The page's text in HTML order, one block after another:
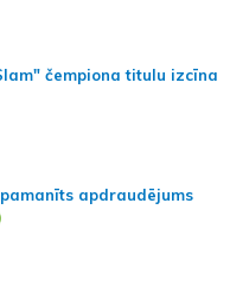
čempiona titulu izcīna
apdraudējums